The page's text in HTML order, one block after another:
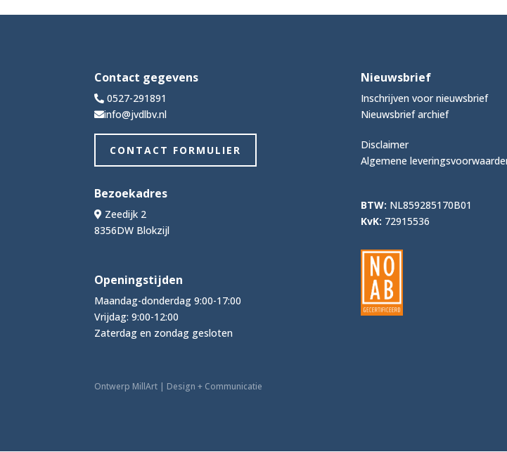
Contact gegevens
0527-291891
info@jvdlbv.nl
CONTACT FORMULIER
Bezoekadres
Zeedijk 2
8356DW Blokzijl
Openingstijden
Maandag-donderdag 9:00-17:00
Vrijdag: 9:00-12:00
Zaterdag en zondag gesloten
Nieuwsbrief
Inschrijven voor nieuwsbrief
Nieuwsbrief archief
Disclaimer
Algemene
BTW: NL859285170B01
KvK: 72915536
Ontwerp MillArt | Design + Communicatie